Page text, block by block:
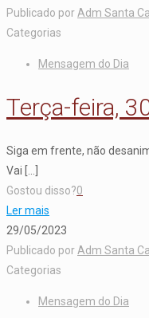
Publicado por Adm Santa
Categorias
Mensagem do Dia
Terça-feira,
Siga em frente, não
Vai […]
Gostou disso?0
Ler mais
29/05/2023
Publicado por Adm Santa
Categorias
Mensagem do Dia